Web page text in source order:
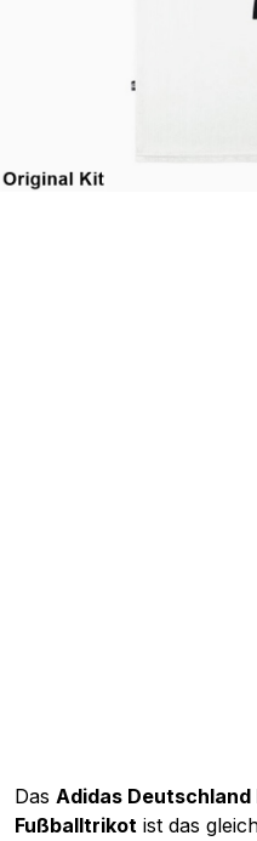
Das Adidas Deutschland
Fußballtrikot ist das